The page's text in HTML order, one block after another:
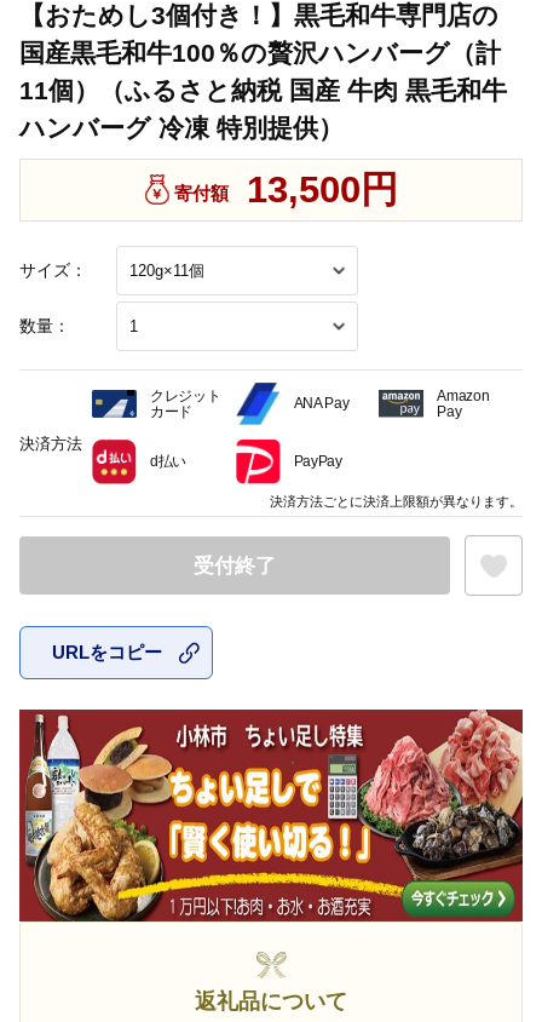
【おためし3個付き！】黒毛和牛専門店の
国産黒毛和牛100％の贅沢ハンバーグ（計
11個）（ふるさと納税 国産 牛肉 黒毛和牛
ハンバーグ 冷凍 特別提供）
サイズ：
数量：
寄付額 13,500円
受付終了
URLをコピー
返礼品について
決済方法
クレジット
カード
ANA Pay
Amazon
Pay
d払い PayPay
決済方法ごとに決済上限額が異なります。